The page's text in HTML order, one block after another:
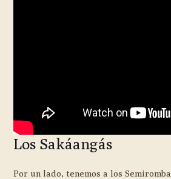
Los Sakáangás
Por un lado, tenemos a los